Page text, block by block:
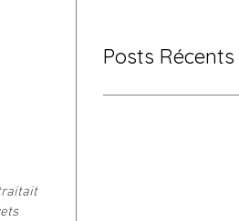
Posts Récents